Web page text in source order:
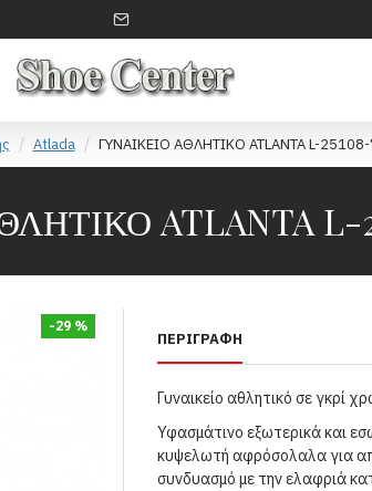
Atlada ΓΥΝΑΙΚΕΙΟ ΑΘΛΗΤΙΚΟ ATLANTA L-
ATLANTA L-
-29 %
ΠΕΡΙΓΡΑΦΉ
Γυναικείο αθλητικό σε γκρί
Υφασμάτινο εξωτερικά και
κυψελωτή αφρόσολαλα για
συνδυασμό με την ελαφριά